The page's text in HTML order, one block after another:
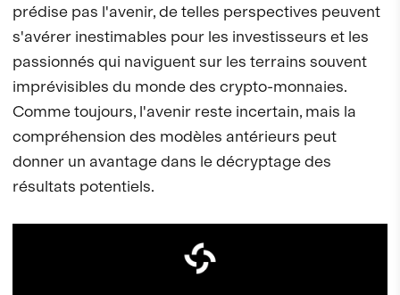
prédise pas l'avenir, de telles perspectives peuvent
s'avérer inestimables pour les investisseurs et les
passionnés qui naviguent sur les terrains souvent
imprévisibles du monde des crypto-monnaies.
Comme toujours, l'avenir reste incertain, mais la
compréhension des modèles antérieurs peut
donner un avantage dans le décryptage des
résultats potentiels.